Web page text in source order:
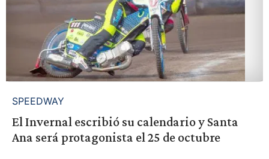
SPEEDWAY
El Invernal escribió su calendario y Santa
Ana será protagonista el 25 de octubre